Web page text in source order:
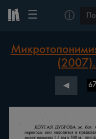
☰ ⓘ
(2007).
◀